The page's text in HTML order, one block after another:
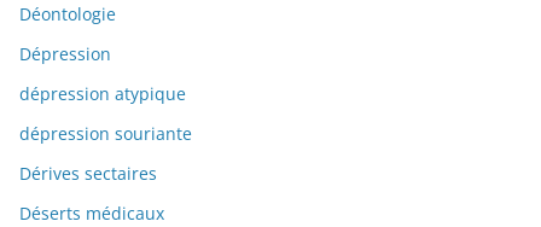
Déontologie
Dépression
dépression atypique
dépression souriante
Dérives sectaires
Déserts médicaux